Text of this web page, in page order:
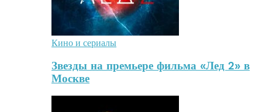
Кино и сериалы
Звезды на премьере фильма «Лед 2» в
Москве